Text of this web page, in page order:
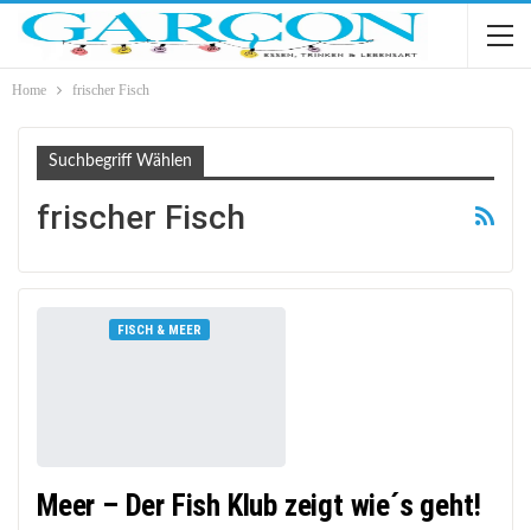
Home frischer Fisch
Suchbegriff Wählen
frischer Fisch
FISCH & MEER
Meer – Der Fish Klub zeigt wie´s geht!